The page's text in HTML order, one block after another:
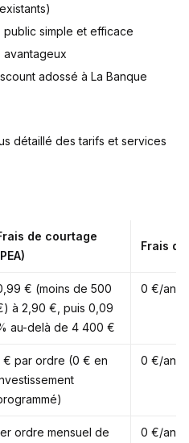
public simple et efficace
avantageux
adossé à La Banque
détaillé des tarifs et services
de courtage
Frais
€ (moins de 500
à 2,90 €, puis 0,09
au-delà de 4 400 €
0 €/an
€ par ordre (0 € en
0 €/an
ordre mensuel de
0 €/an